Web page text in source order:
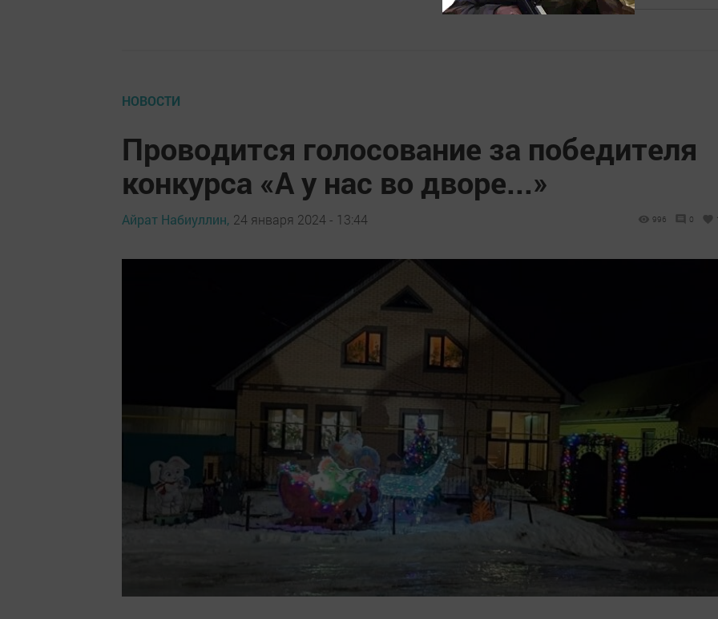
НОВОСТИ
Проводится голосование за победителя
конкурса «А у нас во дворе...»
Айрат Набиуллин, 24 января 2024 - 13:44 996 0